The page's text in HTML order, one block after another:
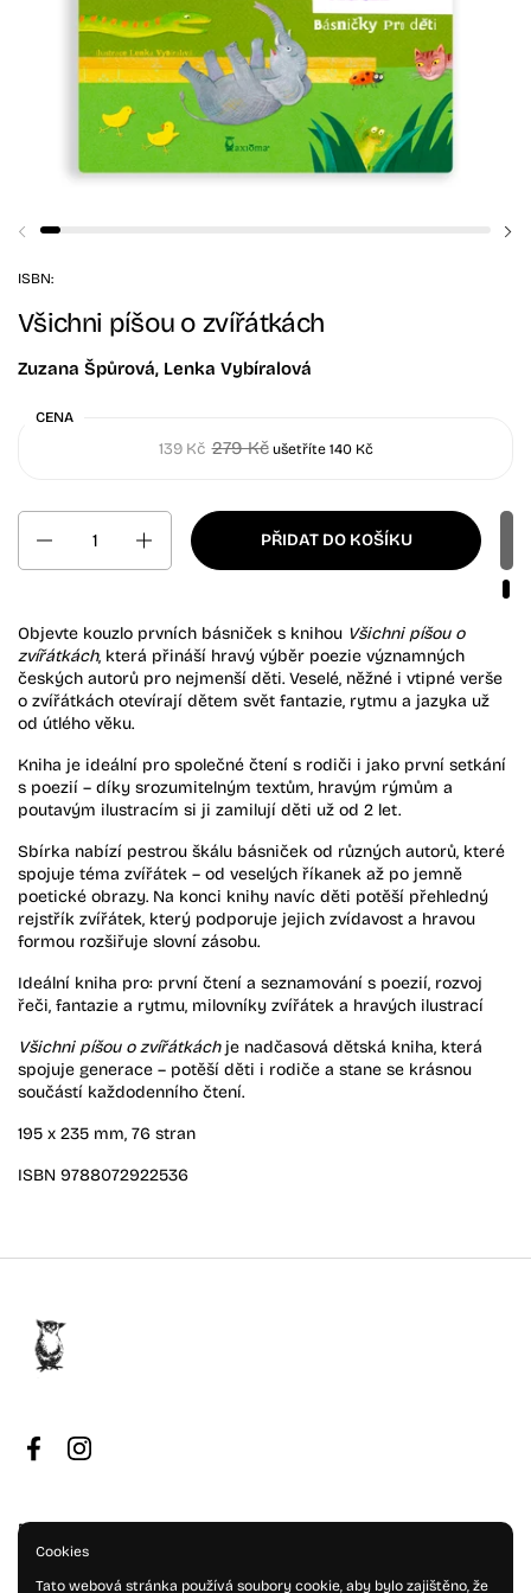
Předchozí snímek
ISBN:
Všichni píšou o zvířátkách
Zuzana Špůrová, Lenka Vybíralová
CENA
139 Kč 279 Kčušetříte 140 Kč
PŘIDAT DO KOŠÍKU
Objevte kouzlo prvních básniček s knihou Všichni píšou o
zvířátkách, která přináší hravý výběr poezie významných
českých autorů pro nejmenší děti. Veselé, něžné i vtipné verše
o zvířátkách otevírají dětem svět fantazie, rytmu a jazyka už
od útlého věku.
Kniha je ideální pro společné čtení s rodiči i jako první setkání
s poezií – díky srozumitelným textům, hravým rýmům a
poutavým ilustracím si ji zamilují děti už od 2 let.
Sbírka nabízí pestrou škálu básniček od různých autorů, které
spojuje téma zvířátek – od veselých říkanek až po jemně
poetické obrazy. Na konci knihy navíc děti potěší přehledný
rejstřík zvířátek, který podporuje jejich zvídavost a hravou
formou rozšiřuje slovní zásobu.
Ideální kniha pro: první čtení a seznamování s poezií, rozvoj
řeči, fantazie a rytmu, milovníky zvířátek a hravých ilustrací
Všichni píšou o zvířátkáchje nadčasová dětská kniha, která
spojuje generace – potěší děti i rodiče a stane se krásnou
součástí každodenního čtení.
195 x 235 mm, 76 stran
ISBN 9788072922536
FacebookInstagram
Doprava a platba
Reklamace a vrácení zboží
Obchodní podmínky
Cookies
Tato webová stránka používá soubory cookie, aby bylo zajištěno, že